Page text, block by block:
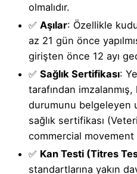
olmalıdır.
✅ Aşılar: Özellikle
az 21 gün önce
girişten önce 12 ayı
✅ Sağlık Sertifikası:
tarafından imzalanmış,
durumunu belgeleyen
sağlık sertifikası
commercial movement
✅ Kan Testi (Titres
standartlarına yakın